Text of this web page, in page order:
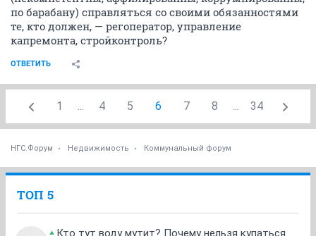
по барабану) справляться со своими обязанностями
те, кто должен, — регоператор, управление
капремонта, стройконтроль?
ОТВЕТИТЬ
1 ... 4 5 6 7 8 ... 34
НГС.Форум Недвижимость Коммунальный форум
ТОП 5
Кто тут воду мутит? Почему нельзя купаться